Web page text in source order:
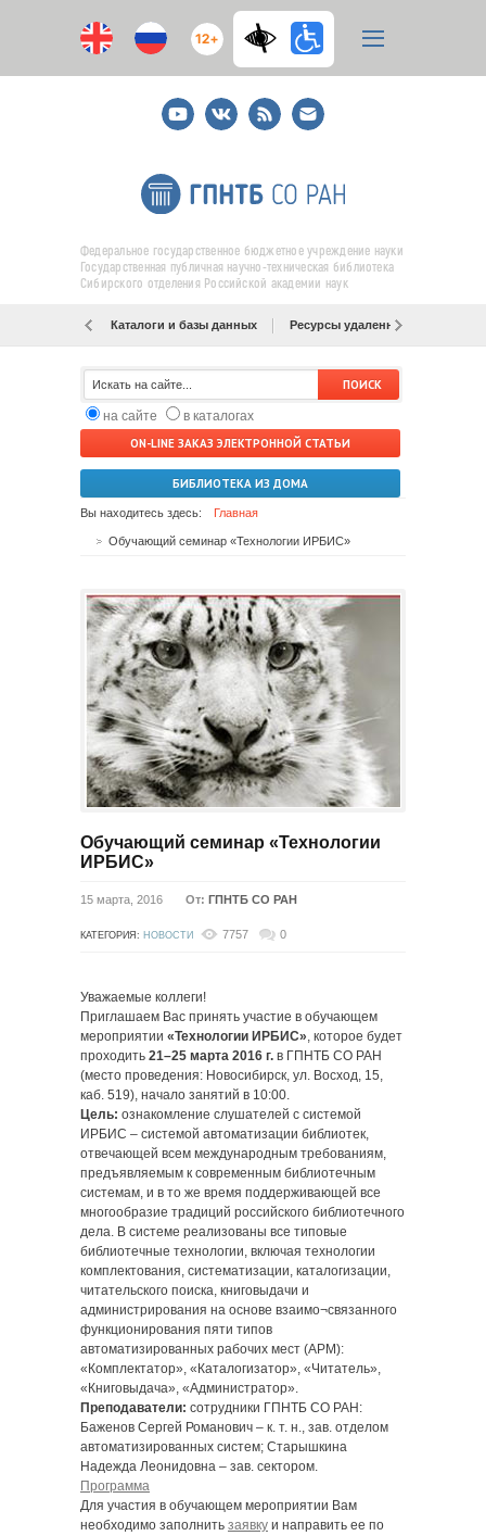
12+
YoutubeВКонтакте
RSS
E-
mail
подписка
Федеральное государственное бюджетное учреждение науки
Государственная публичная научно-техническая библиотека
Сибирского отделения Российской академии наук
Каталоги и базы данных Ресурсы удаленного доступа
на сайте
в каталогах
ON-LINE ЗАКАЗ ЭЛЕКТРОННОЙ СТАТЬИ
БИБЛИОТЕКА ИЗ ДОМА
Вы находитесь здесь: Главная
Обучающий семинар «Технологии ИРБИС»
Обучающий семинар «Технологии
ИРБИС»
15 марта, 2016 От: ГПНТБ СО РАН
КАТЕГОРИЯ: НОВОСТИ 7757 0
Уважаемые коллеги!
Приглашаем Вас принять участие в обучающем
мероприятии «Технологии ИРБИС», которое будет
проходить 21–25 марта 2016 г. в ГПНТБ СО РАН
(место проведения: Новосибирск, ул. Восход, 15,
каб. 519), начало занятий в 10:00.
Цель: ознакомление слушателей с системой
ИРБИС – системой автоматизации библиотек,
отвечающей всем международным требованиям,
предъявляемым к современным библиотечным
системам, и в то же время поддерживающей все
многообразие традиций российского библиотечного
дела. В системе реализованы все типовые
библиотечные технологии, включая технологии
комплектования, систематизации, каталогизации,
читательского поиска, книговыдачи и
администрирования на основе взаимо¬связанного
функционирования пяти типов
автоматизированных рабочих мест (АРМ):
«Комплектатор», «Каталогизатор», «Читатель»,
«Книговыдача», «Администратор».
Преподаватели: сотрудники ГПНТБ СО РАН:
Баженов Сергей Романович – к. т. н., зав. отделом
автоматизированных систем; Старышкина
Надежда Леонидовна – зав. сектором.
Программа
Для участия в обучающем мероприятии Вам
необходимо заполнить заявку и направить ее по